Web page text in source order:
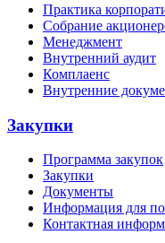
Практика
Собрание
Менеджмент
Внутренний аудит
Комплаенс
Внутренние
Закупки
Программа закупок
Закупки
Документы
Информация для
Контактная